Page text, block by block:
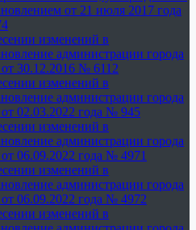
от 21 июля 2017 года
изменений в
администрации города
30.12.2016 № 6112
изменений в
администрации города
02.03.2022 года № 945
изменений в
администрации города
06.09.2022 года № 4971
изменений в
администрации города
06.09.2022 года № 4972
изменений в